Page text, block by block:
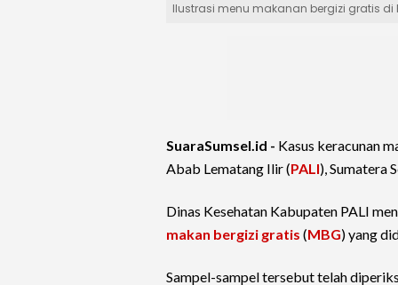
Ilustrasi menu makanan bergizi gratis di
SuaraSumsel.id - Kasus keracunan
Abab Lematang Ilir (PALI), Sumatera
Dinas Kesehatan Kabupaten PALI
makan bergizi gratis (MBG) yang
Sampel-sampel tersebut telah